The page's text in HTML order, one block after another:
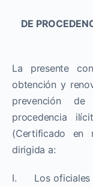
DE
La presente
obtención y
prevención
procedencia
(Certificado en
dirigida a:
I. Los oficiales